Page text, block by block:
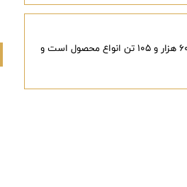
تالارهای بورس کالای ایران امروز شنبه ۲۷ تیر ماه میزبان عرضه ۶۰۳ هزار و ۱۰۵ تن انواع محصول است و